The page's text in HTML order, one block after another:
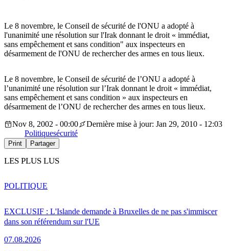
Le 8 novembre, le Conseil de sécurité de l'ONU a adopté à
l'unanimité une résolution sur l'Irak donnant le droit « immédiat,
sans empêchement et sans condition" aux inspecteurs en
désarmement de l'ONU de rechercher des armes en tous lieux.
Le 8 novembre, le Conseil de sécurité de l’ONU a adopté à
l’unanimité une résolution sur l’Irak donnant le droit « immédiat,
sans empêchement et sans condition » aux inspecteurs en
désarmement de l’ONU de rechercher des armes en tous lieux.
Nov 8, 2002 - 00:00
Dernière mise à jour: Jan 29, 2010 - 12:03
Politiquesécurité
Print Partager
LES PLUS LUS
EXCLUSIF : L'Islande demande à Bruxelles de ne pas s'immiscer
dans son référendum sur l'UE
07.08.2026
POLITIQUE